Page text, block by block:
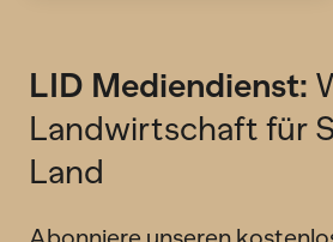
LID Mediendienst:
Landwirtschaft für
Land